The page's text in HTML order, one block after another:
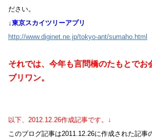
ださい。
↓東京スカイツリーアプリ
http://www.diginet.ne.jp/tokyo-ant/sumaho.html
それでは、今年も言問橋のたもとでお
ブリワン。
以下、2012.12.26作成記事です。↓
このブログ記事は2011.12.26に作成された記事